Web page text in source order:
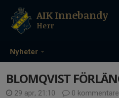
Nyheter
AIK Innebandy
Herr
BLOMQVIST
29 apr, 21:10 0